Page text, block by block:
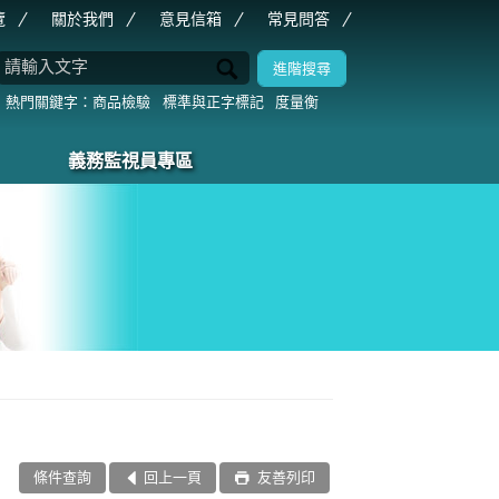
關於我們 意見信箱 常見問答
商品檢驗 標準與正字標記 度量衡
義務監視員專區
條件查詢 回上一頁 友善列印